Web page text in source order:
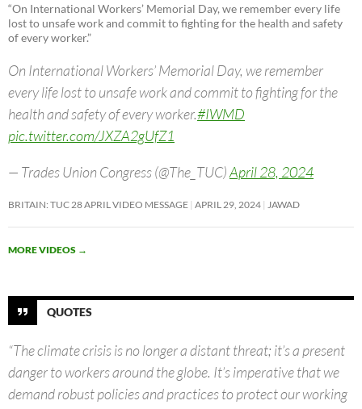
“On International Workers’ Memorial Day, we remember every life
lost to unsafe work and commit to fighting for the health and safety
of every worker.”
On International Workers’ Memorial Day, we remember
every life lost to unsafe work and commit to fighting for the
health and safety of every worker.#IWMD
pic.twitter.com/JXZA2gUfZ1
— Trades Union Congress (@The_TUC)April 28, 2024
BRITAIN: TUC 28 APRIL VIDEO MESSAGE APRIL 29, 2024 JAWAD
MORE VIDEOS →
QUOTES
“The climate crisis is no longer a distant threat; it’s a present
danger to workers around the globe. It’s imperative that we
demand robust policies and practices to protect our working